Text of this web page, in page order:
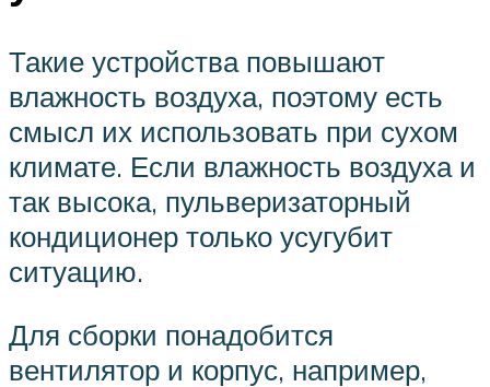
Такие устройства повышают
влажность воздуха, поэтому есть
смысл их использовать при сухом
климате. Если влажность воздуха и
так высока, пульверизаторный
кондиционер только усугубит
ситуацию.
Для сборки понадобится
вентилятор и корпус, например,